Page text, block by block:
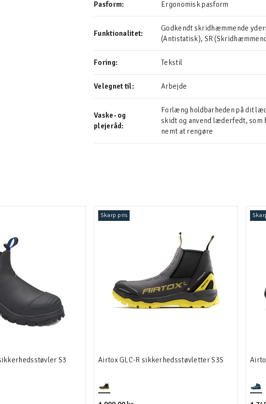
Pasform: Ergonomisk pasform
Funktionalitet:
Godkendt skridhæmmende
(Antistatisk), SR
Foring: Tekstil
Velegnet til: Arbejde
Vaske- og
plejeråd:
Forlæng holdbarheden på dit
skidt og anvend læderfedt,
nemt at rengøre
S3
Skarp pris
Airtox GLC-R sikkerhedsstøvletter S3S